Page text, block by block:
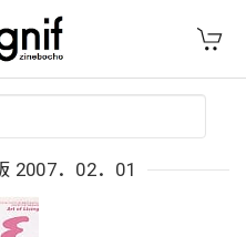
2007．02．01